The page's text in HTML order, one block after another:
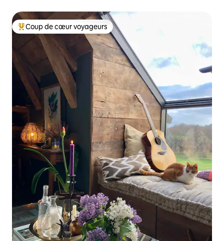
Coups de cœur voyageurs les plus appréciés
Coup de cœur voyageurs